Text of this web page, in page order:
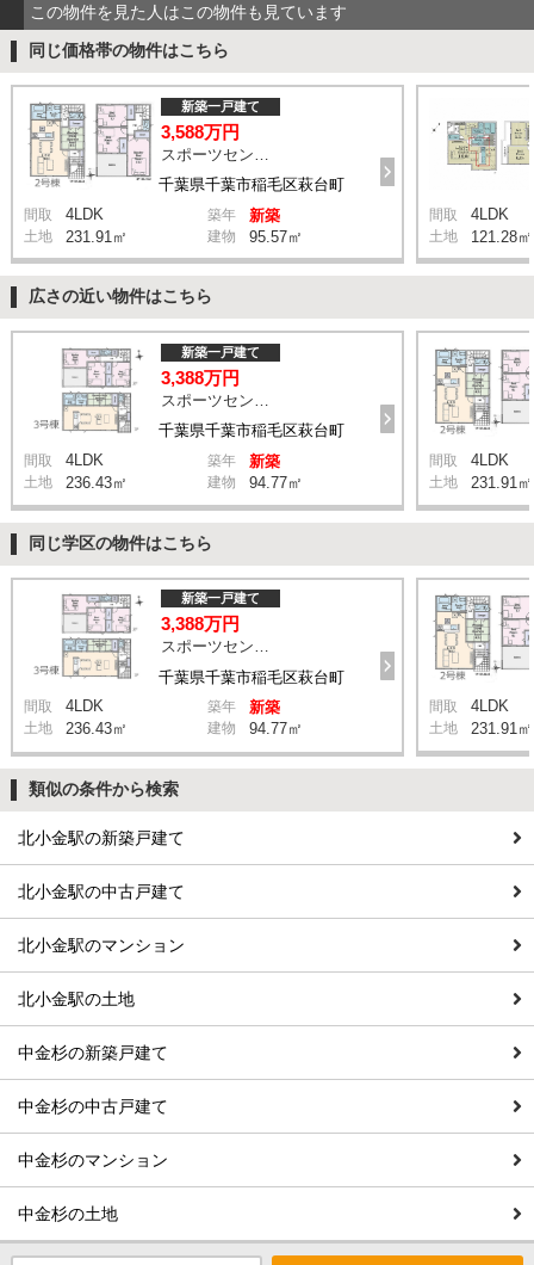
この物件を見た人はこの物件も見ています
同じ価格帯の物件はこちら
千葉県千葉市稲毛区萩台町
新築一戸建て
3,588万円
間取 4LDK 築年 新築
土地 231.91㎡ 建物 95.57㎡
間取 4LDK
土地 121.28㎡
広さの近い物件はこちら
千葉県千葉市稲毛区萩台町
新築一戸建て
3,388万円
スポーツセンター駅 徒歩11分
間取 4LDK 築年 新築
土地 236.43㎡ 建物 94.77㎡
間取 4LDK
土地 231.91㎡
同じ学区の物件はこちら
千葉県千葉市稲毛区萩台町
新築一戸建て
3,388万円
スポーツセンター駅 徒歩11分
間取 4LDK 築年 新築
土地 236.43㎡ 建物 94.77㎡
間取 4LDK
土地 231.91㎡
類似の条件から検索
北小金駅の新築戸建て
北小金駅の中古戸建て
北小金駅のマンション
北小金駅の土地
中金杉の新築戸建て
中金杉の中古戸建て
中金杉のマンション
中金杉の土地